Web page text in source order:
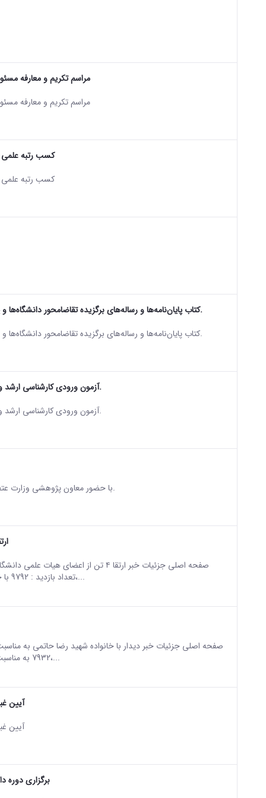
version of this content.
مراسم تکریم و معارفه
version of this content.
مراسم تکریم و معارفه
کسب رتبه علمی
version of this content.
کسب رتبه علمی
version of this content.
کتاب پایان‌نامه‌ها و رساله‌های برگزیده تقاضامحور دانشگاه‌ها و پژوهشگاه‌ها و موسسات اموزش عالی کشور (۱۴۰۳) منتشر شد.
version of this content.
کتاب پایان‌نامه‌ها و رساله‌های برگزیده تقاضامحور دانشگاه‌ها و پژوهشگاه‌ها و موسسات اموزش عالی کشور (۱۴۰۳) منتشر شد.
آزمون ورودی کارشناسی ارشد و دکترا با ۱۳۲ کد رشته ارشد و ۱۱۳ کد رشته دکترا برگزار می‌شود.
version of this content.
آزمون ورودی کارشناسی ارشد و دکترا با ۱۳۲ کد رشته ارشد و ۱۱۳ کد رشته دکترا برگزار می‌شود.
version of this content.با حضور معاون پژوهشی وزارت عتف ساختمان جدیدمرکز رشد دانشگاه اراک به بهره برداری رسید.
ارتقا ۴ تن از اعضای هیات
version of this content.
تعداد بازدید : 9792 با خرسندی اعلام می‌شود که در جلسه هیئت ممیزه دانشگاه اراک،...
version of this content.
7932 به مناسبت ایام‌الله دهه مبارک فجر، دکتر ذوالفقاری، رئیس دانشگاه اراک،...
آیین
version of this content.آیین
برگزاری دوره